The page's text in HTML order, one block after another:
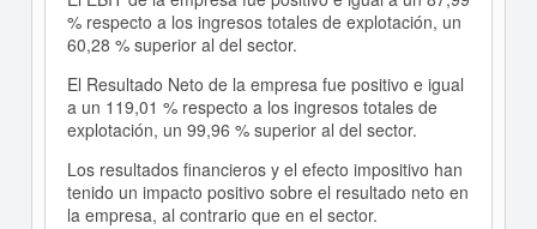
% respecto a los ingresos totales de explotación, un
60,28 % superior al del sector.
El Resultado Neto de la empresa fue positivo e igual
a un 119,01 % respecto a los ingresos totales de
explotación, un 99,96 % superior al del sector.
Los resultados financieros y el efecto impositivo han
tenido un impacto positivo sobre el resultado neto en
la empresa, al contrario que en el sector.